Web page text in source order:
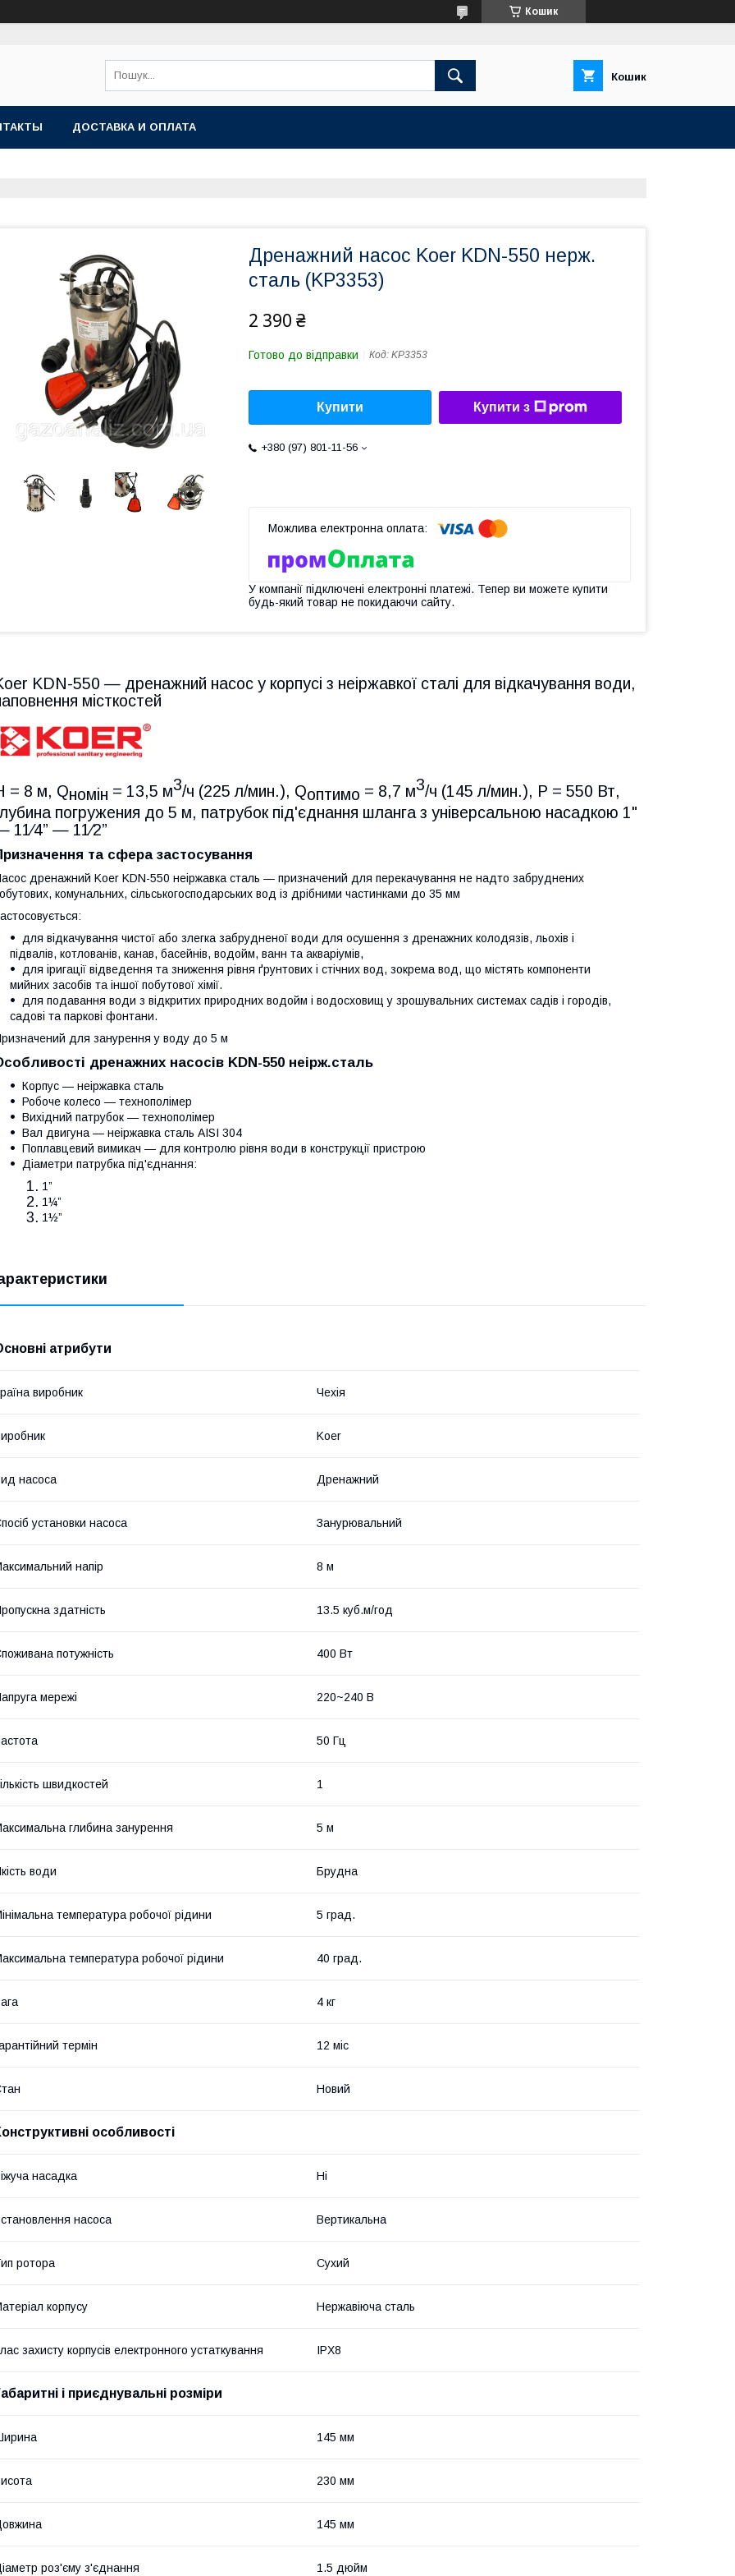
Кошик
Кошик
ДОСТАВКА И ОПЛАТА
Дренажний насос Koer KDN-550 нерж.
сталь (KP3353)
2 390 ₴
Готово до відправки Код: KP3353
Купити Купити з
+380 (97) 801-11-56
У компанії підключені електронні платежі. Тепер ви можете купити
будь-який товар не покидаючи сайту.
KDN-550 — дренажний насос у корпусі з неіржавкої сталі для відкачування води,
місткостей
= 8 м, Qномін = 13,5 м3/ч (225 л/мин.), Qоптимо = 8,7 м3/ч (145 л/мин.), Р = 550 Вт,
погружения до 5 м, патрубок під'єднання шланга з універсальною насадкою 1"
11⁄4” — 11⁄2”
та сфера застосування
дренажний Koer KDN-550 неіржавка сталь — призначений для перекачування не надто забруднених
комунальних, сільськогосподарських вод із дрібними частинками до 35 мм
для відкачування чистої або злегка забрудненої води для осушення з дренажних колодязів, льохів і
підвалів, котлованів, канав, басейнів, водойм, ванн та акваріумів,
для іригації відведення та зниження рівня ґрунтових і стічних вод, зокрема вод, що містять компоненти
мийних засобів та іншої побутової хімії.
для подавання води з відкритих природних водойм і водосховищ у зрошувальних системах садів і городів,
садові та паркові фонтани.
для занурення у воду до 5 м
дренажних насосів KDN-550 неірж.сталь
Корпус — неіржавка сталь
Робоче колесо — технополімер
Вихідний патрубок — технополімер
Вал двигуна — неіржавка сталь AISI 304
Поплавцевий вимикач — для контролю рівня води в конструкції пристрою
Діаметри патрубка під'єднання:
1”
1¼”
1½”
атрибути
виробник Чехія
Koer
насоса Дренажний
установки насоса Занурювальний
напір 8 м
здатність 13.5 куб.м/год
потужність 400 Вт
мережі 220~240 В
50 Гц
швидкостей 1
глибина занурення 5 м
води Брудна
температура робочої рідини 5 град.
температура робочої рідини 40 град.
4 кг
термін 12 міс
Новий
особливості
насадка Ні
насоса Вертикальна
ротора Сухий
корпусу Нержавіюча сталь
захисту корпусів електронного устаткування IPX8
і приєднувальні розміри
145 мм
230 мм
145 мм
роз'єму з'єднання 1.5 дюйм